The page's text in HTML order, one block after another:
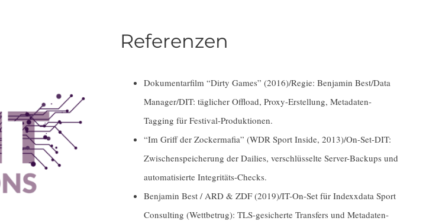
Referenzen
Dokumentarfilm “Dirty Games” (2016)/Regie: Benjamin Best/Data
Manager/DIT: täglicher Offload, Proxy-Erstellung, Metadaten-
Tagging für Festival-Produktionen.
“Im Griff der Zockermafia” (WDR Sport Inside, 2013)/On-Set-DIT:
Zwischenspeicherung der Dailies, verschlüsselte Server-Backups und
automatisierte Integritäts-Checks.
Benjamin Best / ARD & ZDF (2019)/IT-On-Set für Indexxdata Sport
Consulting (Wettbetrug): TLS-gesicherte Transfers und Metadaten-